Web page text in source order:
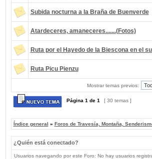
Subida nocturna a la Braña de Buenverde
Atardeceres, amaneceres.......(Fotos)
Ruta por el Hayedo de la Biescona en el
Ruta Picu Pienzu
Mostrar temas previos:
Página 1 de 1 [ 30 temas ]
Índice general » Foros de Travesía, Montaña,
¿Quién está conectado?
Usuarios navegando por este Foro: No hay usuarios